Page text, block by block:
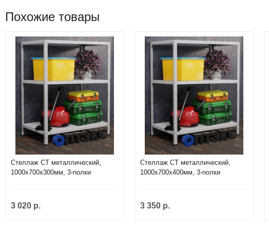
Похожие товары
Стеллаж СТ металлический,
1000х700х300мм, 3-полки
3 020 р.
Стеллаж СТ металлический,
1000х700х400мм, 3-полки
3 350 р.